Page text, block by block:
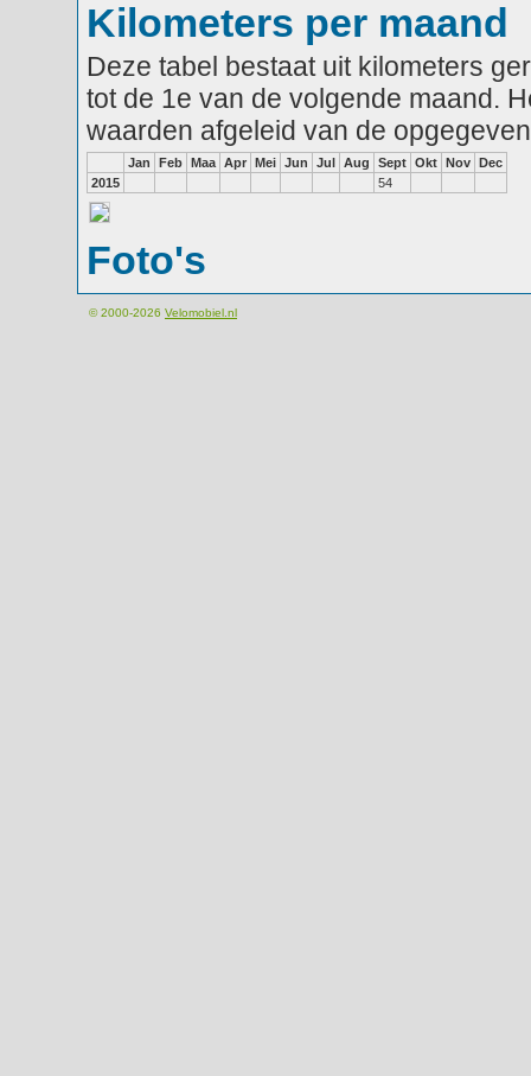
Kilometers per maand
Deze tabel bestaat uit kilometers
tot de 1e van de volgende maand.
waarden afgeleid van de
Jan Feb Maa Apr Mei Jun Jul Aug Sept Okt Nov Dec
2015
54
Foto's
© 2000-2026 Velomobiel.nl